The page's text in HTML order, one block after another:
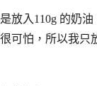
放入110g 的奶
可怕，所以我只